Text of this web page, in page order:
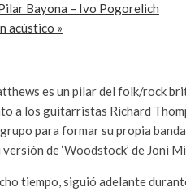
Bayona – Ivo Pogorelich
acústico »
es un pilar del folk/rock
a los guitarristas Richard
para formar su propia
de ‘Woodstock’ de Joni
tiempo, siguió adelante